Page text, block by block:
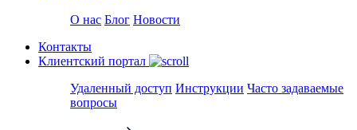
О нас Блог Новости
Контакты
Клиентский портал
Удаленный доступ Инструкции Часто задаваемые
вопросы